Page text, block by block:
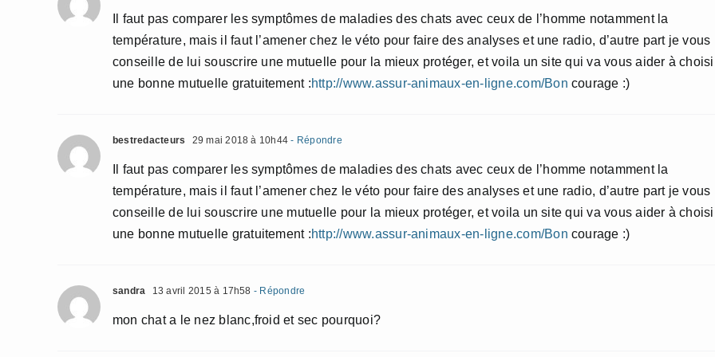
Il faut pas comparer les symptômes de maladies des chats avec ceux de l’homme notamment la
température, mais il faut l’amener chez le véto pour faire des analyses et une radio, d’autre part je vous
conseille de lui souscrire une mutuelle pour la mieux protéger, et voila un site qui va vous aider à
une bonne mutuelle gratuitement :http://www.assur-animaux-en-ligne.com/Bon courage :)
bestredacteurs 29 mai 2018 à 10h44 - Répondre
Il faut pas comparer les symptômes de maladies des chats avec ceux de l’homme notamment la
température, mais il faut l’amener chez le véto pour faire des analyses et une radio, d’autre part je vous
conseille de lui souscrire une mutuelle pour la mieux protéger, et voila un site qui va vous aider à
une bonne mutuelle gratuitement :http://www.assur-animaux-en-ligne.com/Bon courage :)
sandra 13 avril 2015 à 17h58 - Répondre
mon chat a le nez blanc,froid et sec pourquoi?